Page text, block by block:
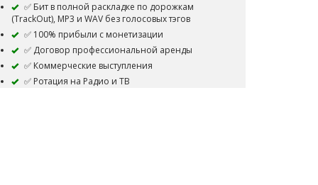
✅ Бит в полной раскладке по дорожкам
(TrackOut), MP3 и WAV без голосовых тэгов
✅ 100% прибыли с монетизации
✅ Договор профессиональной аренды
✅ Коммерческие выступления
✅ Ротация на Радио и ТВ